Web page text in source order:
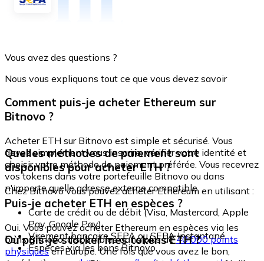
Vous avez des questions ?
Nous vous expliquons tout ce que vous devez savoir
Comment puis-je acheter Ethereum sur
Bitnovo ?
Acheter ETH sur Bitnovo est simple et sécurisé. Vous
devez simplement vous inscrire, vérifier votre identité et
choisir votre méthode de paiement préférée. Vous recevrez
vos tokens dans votre portefeuille Bitnovo ou dans
n'importe quelle adresse externe compatible.
Quelles méthodes de paiement sont
disponibles pour acheter ETH ?
Chez Bitnovo vous pouvez acheter Ethereum en utilisant :
Carte de crédit ou de débit (Visa, Mastercard, Apple
Pay, Google Pay)
Virement bancaire SEPA ou SEPA Instantané
Espèces via les bons Bitnovo
Puis-je acheter ETH en espèces ?
Oui. Vous pouvez acheter Ethereum en espèces via les
bons Bitnovo, disponibles dans plus de40 000 points
physiquesen Europe. Une fois que vous avez le bon,
Où puis-je stocker mes tokens ETH ?